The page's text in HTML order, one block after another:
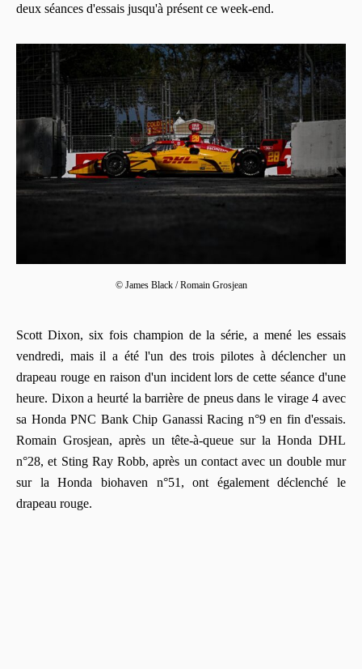
deux séances d'essais jusqu'à présent ce week-end.
© James Black / Romain Grosjean
Scott Dixon, six fois champion de la série, a mené les essais
vendredi, mais il a été l'un des trois pilotes à déclencher un
drapeau rouge en raison d'un incident lors de cette séance d'une
heure. Dixon a heurté la barrière de pneus dans le virage 4 avec
sa Honda PNC Bank Chip Ganassi Racing n°9 en fin d'essais.
Romain Grosjean, après un tête-à-queue sur la Honda DHL
n°28, et Sting Ray Robb, après un contact avec un double mur
sur la Honda biohaven n°51, ont également déclenché le
drapeau rouge.